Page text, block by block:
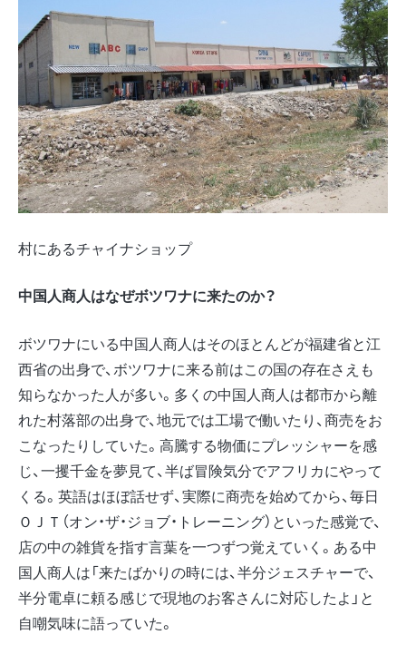
村にあるチャイナショップ
中国人商人はなぜボツワナに来たのか？
ボツワナにいる中国人商人はそのほとんどが福建省と江
西省の出身で、ボツワナに来る前はこの国の存在さえも
知らなかった人が多い。多くの中国人商人は都市から離
れた村落部の出身で、地元では工場で働いたり、商売をお
こなったりしていた。高騰する物価にプレッシャーを感
じ、一攫千金を夢見て、半ば冒険気分でアフリカにやって
くる。英語はほぼ話せず、実際に商売を始めてから、毎日
ＯＪＴ（オン・ザ・ジョブ・トレーニング）といった感覚で、
店の中の雑貨を指す言葉を一つずつ覚えていく。ある中
国人商人は「来たばかりの時には、半分ジェスチャーで、
半分電卓に頼る感じで現地のお客さんに対応したよ」と
自嘲気味に語っていた。